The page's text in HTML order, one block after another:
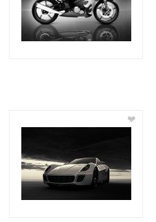
❤